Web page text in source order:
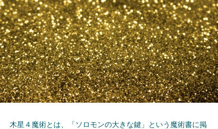
木星４魔術とは、「ソロモンの大きな鍵」という魔術書に掲